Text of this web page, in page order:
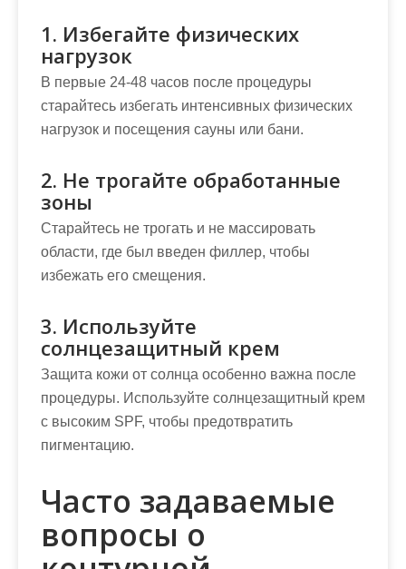
1. Избегайте физических
нагрузок
В первые 24-48 часов после процедуры
старайтесь избегать интенсивных физических
нагрузок и посещения сауны или бани.
2. Не трогайте обработанные
зоны
Старайтесь не трогать и не массировать
области, где был введен филлер, чтобы
избежать его смещения.
3. Используйте
солнцезащитный крем
Защита кожи от солнца особенно важна после
процедуры. Используйте солнцезащитный крем
с высоким SPF, чтобы предотвратить
пигментацию.
Часто задаваемые
вопросы о